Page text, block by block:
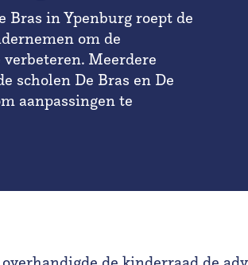
Bras in Ypenburg roept de
om de
Meerdere
scholen De Bras en De
aanpassingen te